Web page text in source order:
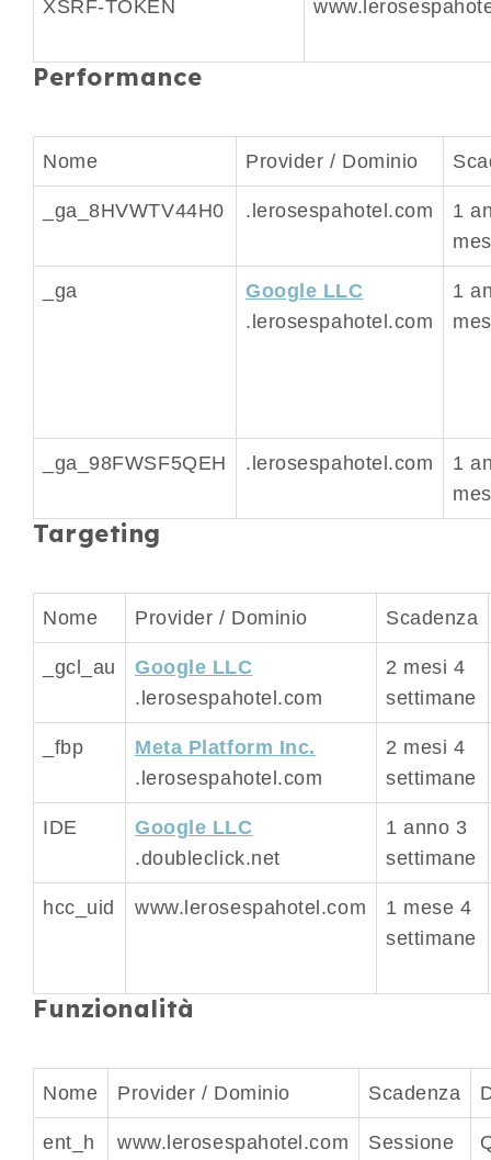
XSRF-TOKEN
Performance
Nome Provider / Dominio
_ga_8HVWTV44H0 .lerosespahotel.com
1
_ga
Google LLC
.lerosespahotel.com
1
_ga_98FWSF5QEH .lerosespahotel.com
1
Targeting
Nome Provider / Dominio Scadenza
_gcl_au
Google LLC
.lerosespahotel.com
2 mesi 4
settimane
_fbp
Meta Platform Inc.
.lerosespahotel.com
2 mesi 4
settimane
IDE
Google LLC
.doubleclick.net
1 anno 3
settimane
hcc_uid www.lerosespahotel.com
1 mese 4
settimane
Funzionalità
Nome Provider / Dominio Scadenza
ent_h www.lerosespahotel.com Sessione